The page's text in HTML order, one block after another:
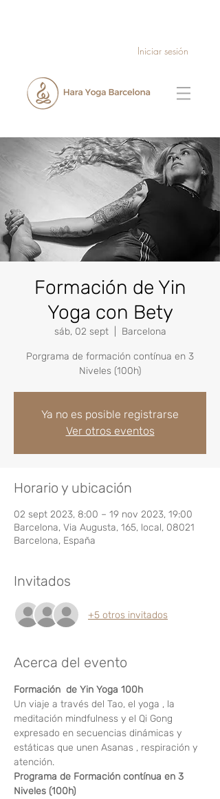
Iniciar sesión
Formación de Yin
Yoga con Bety
sáb, 02 sept
  |
Barcelona
Porgrama de formación contínua en 3
Niveles (100h)
Ya no es posible registrarse
Ver otros eventos
Horario y ubicación
02 sept 2023, 8:00 – 19 nov 2023, 19:00
Barcelona, Via Augusta, 165, local, 08021
Barcelona, España
Invitados
+5 otros invitados
Acerca del evento
Formación  de Yin Yoga 100h
Un viaje a través del Tao, el yoga , la
meditación mindfulness y el Qi Gong
expresado en secuencias dinámicas y
estáticas que unen Asanas , respiración y
atención.
Programa de Formación contínua en 3
Niveles (100h)